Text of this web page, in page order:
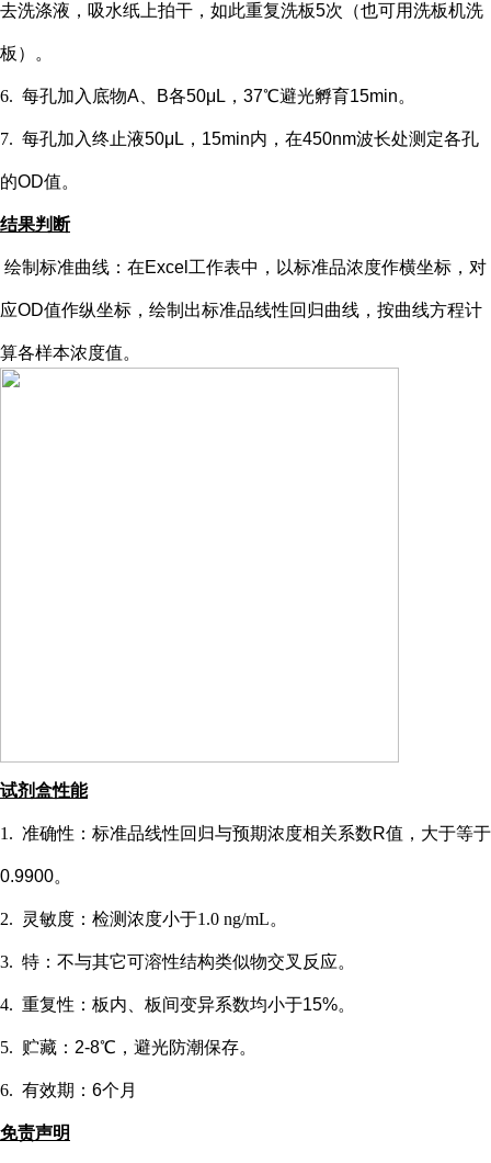
去洗涤液，吸水纸上拍干，如此重复洗板5次（也可用洗板机洗
板）。
6. 每孔加入底物A、B各50μL，37℃避光孵育15min。
7. 每孔加入终止液50μL，15min内，在450nm波长处测定各孔
的OD值。
结果判断
绘制标准曲线：在Excel工作表中，以标准品浓度作横坐标，对
应OD值作纵坐标，绘制出标准品线性回归曲线，按曲线方程计
算各样本浓度值。
试剂盒性能
1. 准确性：标准品线性回归与预期浓度相关系数R值，大于等于
0.9900。
2. 灵敏度：检测浓度小于1.0 ng/mL。
3. 特：不与其它可溶性结构类似物交叉反应。
4. 重复性：板内、板间变异系数均小于15%。
5. 贮藏： 2-8℃，避光防潮保存。
6. 有效期： 6个月
免责声明